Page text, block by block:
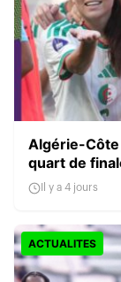
Algérie-Côte
quart de
Il y a 4 jours
ACTUALITES